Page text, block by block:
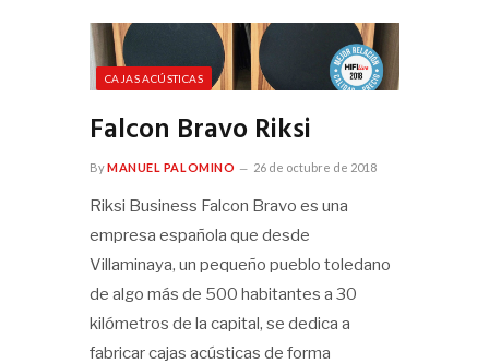
CAJAS ACÚSTICAS
Falcon Bravo Riksi
ByMANUEL PALOMINO 26 de octubre de 2018
Riksi Business Falcon Bravo es una
empresa española que desde
Villaminaya, un pequeño pueblo toledano
de algo más de 500 habitantes a 30
kilómetros de la capital, se dedica a
fabricar cajas acústicas de forma